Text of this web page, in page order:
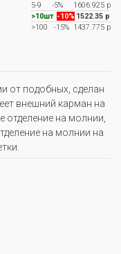
5-9
-5%
1606.925 р
>10шт -10% 1522.35 р
>100
-15% 1437.775 р
от подобных, сделан
внешний карман на
отделение на молнии,
на молнии на